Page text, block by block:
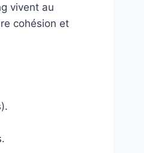
vivent au
cohésion et